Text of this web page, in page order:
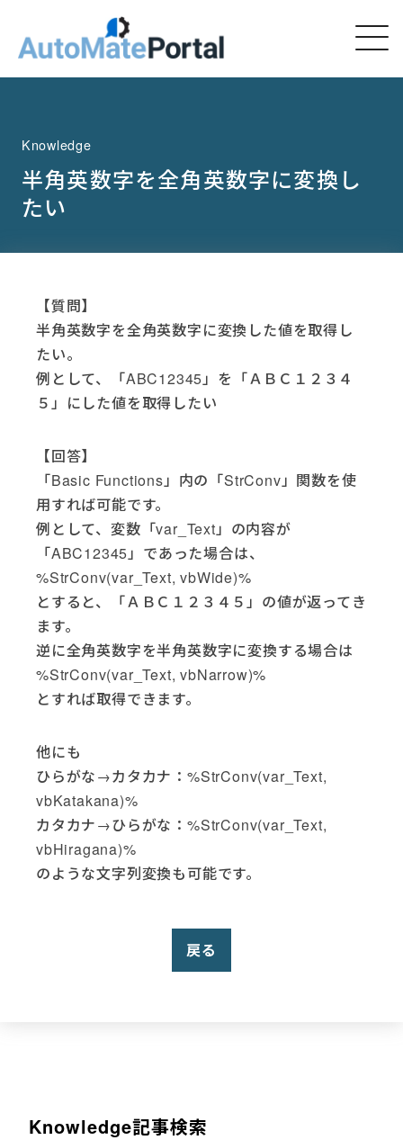
Knowledge
半角英数字を全角英数字に変換し
たい
【質問】
半角英数字を全角英数字に変換した値を取得し
たい。
例として、「ABC12345」を「ＡＢＣ１２３４
５」にした値を取得したい
【回答】
「Basic Functions」内の「StrConv」関数を使
用すれば可能です。
例として、変数「var_Text」の内容が
「ABC12345」であった場合は、
%StrConv(var_Text, vbWide)%
とすると、「ＡＢＣ１２３４５」の値が返ってき
ます。
逆に全角英数字を半角英数字に変換する場合は
%StrConv(var_Text, vbNarrow)%
とすれば取得できます。
他にも
ひらがな→カタカナ：%StrConv(var_Text,
vbKatakana)%
カタカナ→ひらがな：%StrConv(var_Text,
vbHiragana)%
のような文字列変換も可能です。
戻る
Knowledge記事検索